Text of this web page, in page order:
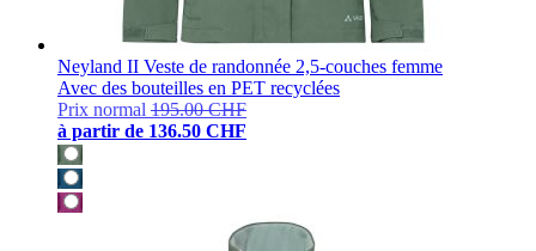
Neyland II Veste de randonnée 2,5-couches femme
Avec des bouteilles en PET recyclées
Prix normal 195.00 CHF
à partir de 136.50 CHF